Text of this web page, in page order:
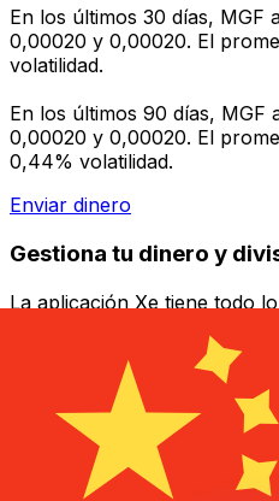
En los últimos 30 días, MGF
0,00020 y 0,00020. El
volatilidad.
En los últimos 90 días, MGF
0,00020 y 0,00020. El
0,44% volatilidad.
Enviar dinero
Gestiona tu dinero y
La aplicación Xe tiene todo
divisas. Convierte divisas,
transfiere dinero al
¡Descarga hoy!